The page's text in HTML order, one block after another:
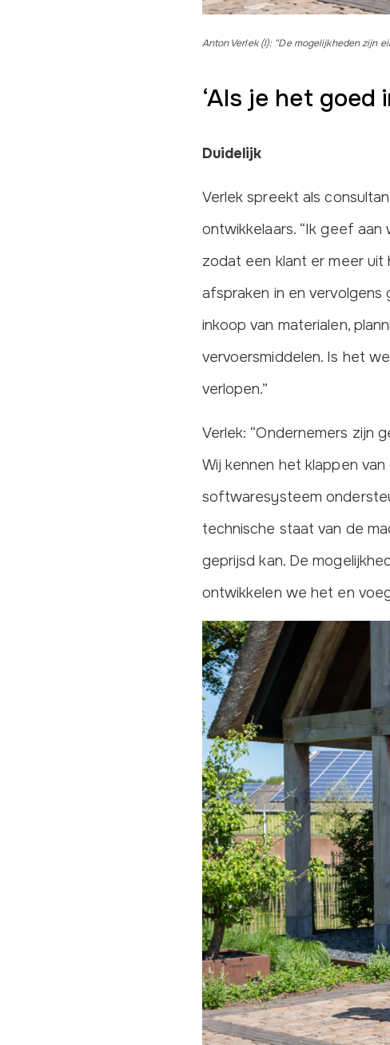
Anton Verlek (l): “De mogelijkheden zijn
‘Als je het
Duidelijk
Verlek spreekt als
ontwikkelaars. “Ik geef
zodat een klant er meer uit
afspraken in en vervolgens
inkoop van materialen,
vervoersmiddelen. Is het
verlopen.”
Verlek: “Ondernemers zijn
Wij kennen het klappen
softwaresysteem
technische staat van de
geprijsd kan. De
ontwikkelen we het en